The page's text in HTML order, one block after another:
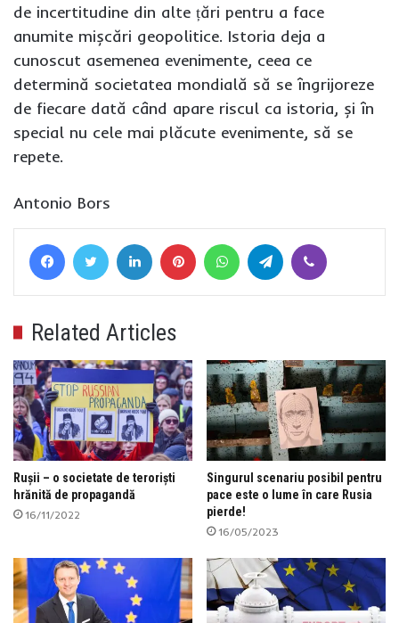
de incertitudine din alte țări pentru a face
anumite mișcări geopolitice. Istoria deja a
cunoscut asemenea evenimente, ceea ce
determină societatea mondială să se îngrijoreze
de fiecare dată când apare riscul ca istoria, și în
special nu cele mai plăcute evenimente, să se
repete.
Antonio Bors
FacebookTwitter LinkedIn Pinterest WhatsAppTelegram
Related Articles
Rușii – o societate de teroriști
hrănită de propagandă
16/11/2022
Singurul scenariu posibil pentru
pace este o lume în care Rusia
pierde!
16/05/2023